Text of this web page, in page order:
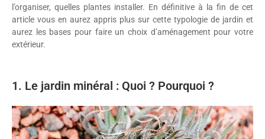
l’organiser, quelles plantes installer. En définitive à la fin de cet
article vous en aurez appris plus sur cette typologie de jardin et
aurez les bases pour faire un choix d’aménagement pour votre
extérieur.
1. Le jardin minéral : Quoi ? Pourquoi ?